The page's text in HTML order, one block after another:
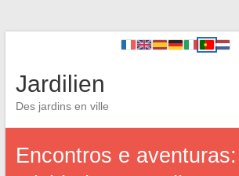
Jardilien
Des jardins en ville
Encontros e aventuras: